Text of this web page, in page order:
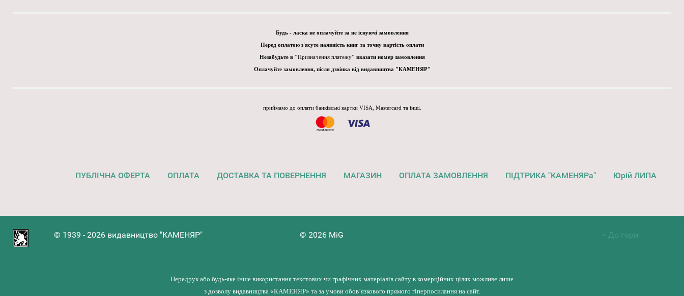
Будь - ласка не оплачуйте за не існуючі замовлення
Перед оплатою з'ясуте наявність книг та точну вартість оплати
Незабудьте в "Призначення платежу" вказати номер замовлення
Оплачуйте замовлення, після дзвінка від видавництва "КАМЕНЯР"
приймамо до оплати банківські картки VISA, Mastercard та інші.
ПУБЛІЧНА ОФЕРТА ОПЛАТА ДОСТАВКА ТА ПОВЕРНЕННЯ МАГАЗИН ОПЛАТА ЗАМОВЛЕННЯ ПІДТРИКА "КАМЕНЯРа" Юрій ЛИПА
© 1939 - 2026 видавництво "КАМЕНЯР" © 2026 MiG До гори
Передрук або будь-яке інше використання текстових чи графічних матеріалів сайту в комерційних цілях можливе лише
з дозволу видавництва «КАМЕНЯР» та за умови обов’язкового прямого гіперпосилання на сайт.